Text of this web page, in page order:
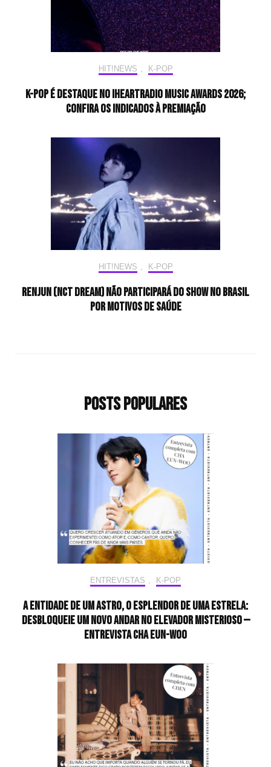
HIT!NEWS K-POP
K-pop é destaque no iHeartRadio Music Awards 2026;
confira os indicados à premiação
HIT!NEWS , K-POP
Renjun (NCT DREAM) não participará do show no Brasil
por motivos de saúde
Posts populares
ENTREVISTAS , K-POP
A entidade de um astro, o esplendor de uma estrela:
desbloqueie um novo andar no elevador misterioso —
Entrevista CHA EUN-WOO